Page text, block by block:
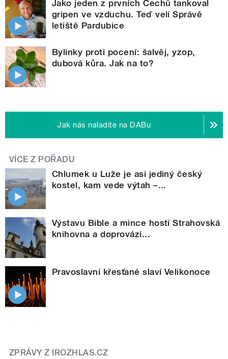
Jako jeden z prvních Čechů tankoval
gripen ve vzduchu. Teď velí Správě
letiště Pardubice
Bylinky proti pocení: šalvěj, yzop,
dubová kůra. Jak na to?
Jak nás naladíte na DABu
VÍCE Z POŘADU
Chlumek u Luže je asi jediný český
kostel, kam vede výtah –...
Výstavu Bible a mince hostí Strahovská
knihovna a doprovází...
Pravoslavní křesťané slaví Velikonoce
ZPRÁVY Z IROZHLAS.CZ